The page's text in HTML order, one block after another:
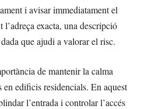
i avisar immediatament el
l’adreça exacta, una descripció
que ajudi a valorar el risc.
de mantenir la calma
edificis residencials. En aquest
l’entrada i controlar l’accés